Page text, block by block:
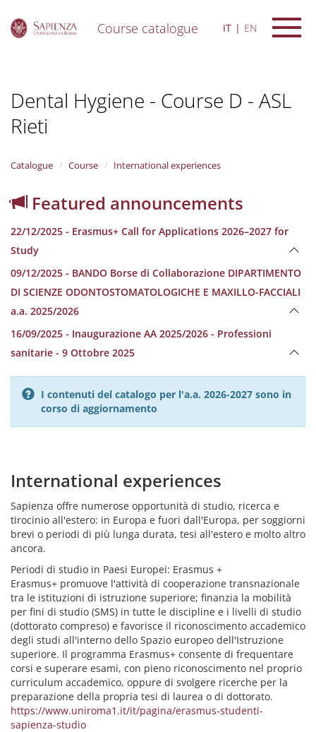
Course catalogue IT EN
Dental Hygiene - Course D - ASL
Rieti
Catalogue Course International experiences
Featured announcements
22/12/2025 - Erasmus+ Call for Applications 2026–2027 for
Study
09/12/2025 - BANDO Borse di Collaborazione DIPARTIMENTO
DI SCIENZE ODONTOSTOMATOLOGICHE E MAXILLO-FACCIALI
a.a. 2025/2026
16/09/2025 - Inaugurazione AA 2025/2026 - Professioni
sanitarie - 9 Ottobre 2025
I contenuti del catalogo per l'a.a. 2026-2027 sono in
corso di aggiornamento
International experiences
Sapienza offre numerose opportunità di studio, ricerca e
tirocinio all'estero: in Europa e fuori dall'Europa, per soggiorni
brevi o periodi di più lunga durata, tesi all'estero e molto altro
ancora.
Periodi di studio in Paesi Europei: Erasmus +
Erasmus+ promuove l'attività di cooperazione transnazionale
tra le istituzioni di istruzione superiore; finanzia la mobilità
per fini di studio (SMS) in tutte le discipline e i livelli di studio
(dottorato compreso) e favorisce il riconoscimento accademico
degli studi all'interno dello Spazio europeo dell'Istruzione
superiore. Il programma Erasmus+ consente di frequentare
corsi e superare esami, con pieno riconoscimento nel proprio
curriculum accademico, oppure di svolgere ricerche per la
preparazione della propria tesi di laurea o di dottorato.
https://www.uniroma1.it/it/pagina/erasmus-studenti-
sapienza-studio